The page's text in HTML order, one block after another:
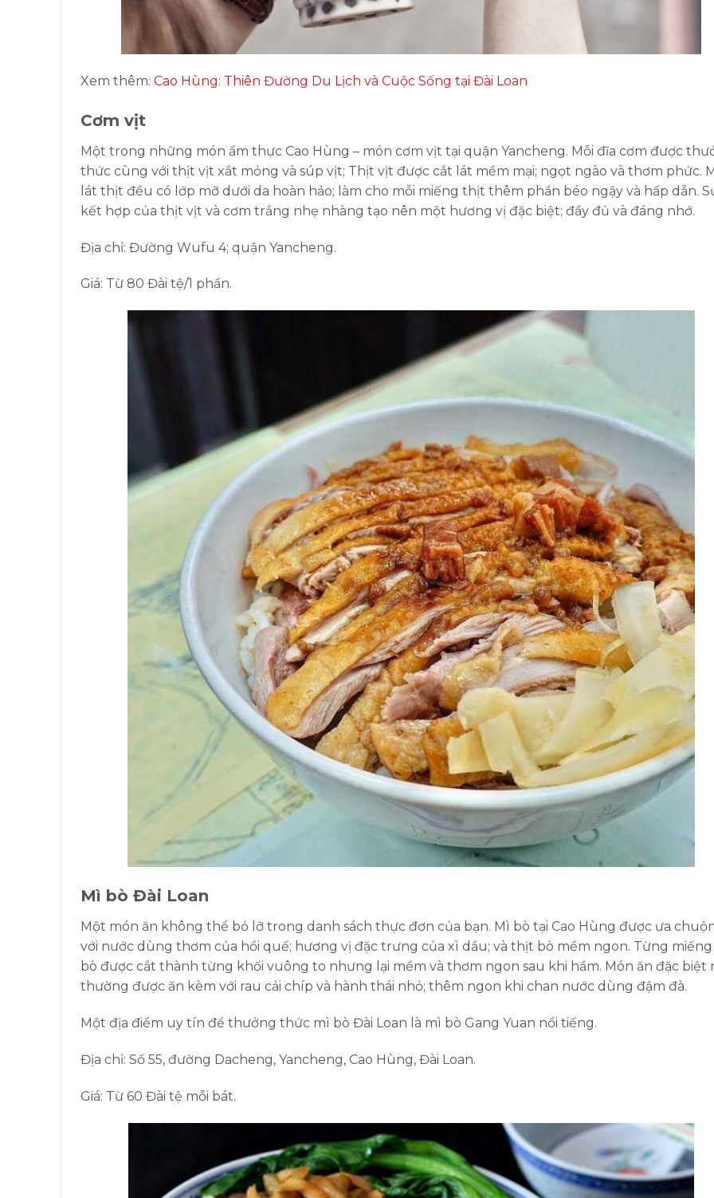
Xem thêm: Cao Hùng: Thiên Đường Du Lịch và Cuộc Sống tại Đài Loan
Cơm vịt
Một trong những món ẩm thực Cao Hùng – món cơm vịt tại quận Yancheng. Mỗi đĩa cơm được
thức cùng với thịt vịt xắt mỏng và súp vịt; Thịt vịt được cắt lát mềm mại; ngọt ngào và thơm phức.
lát thịt đều có lớp mỡ dưới da hoàn hảo; làm cho mỗi miếng thịt thêm phần béo ngậy và hấp dẫn.
kết hợp của thịt vịt và cơm trắng nhẹ nhàng tạo nên một hương vị đặc biệt; đầy đủ và đáng nhớ.
Địa chỉ: Đường Wufu 4; quận Yancheng.
Giá: Từ 80 Đài tệ/1 phần.
Mì bò Đài Loan
Một món ăn không thể bỏ lỡ trong danh sách thực đơn của bạn. Mì bò tại Cao Hùng được ưa
với nước dùng thơm của hồi quế; hương vị đặc trưng của xì dầu; và thịt bò mềm ngon. Từng
bò được cắt thành từng khối vuông to nhưng lại mềm và thơm ngon sau khi hầm. Món ăn đặc biệt
thường được ăn kèm với rau cải chíp và hành thái nhỏ; thêm ngon khi chan nước dùng đậm đà.
Một địa điểm uy tín để thưởng thức mì bò Đài Loan là mì bò Gang Yuan nổi tiếng.
Địa chỉ: Số 55, đường Dacheng, Yancheng, Cao Hùng, Đài Loan.
Giá: Từ 60 Đài tệ mỗi bát.